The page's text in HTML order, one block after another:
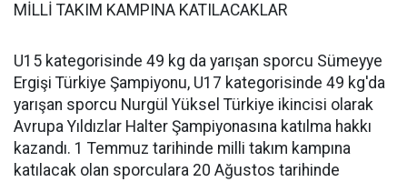
MİLLİ TAKIM KAMPINA KATILACAKLAR
U15 kategorisinde 49 kg da yarışan sporcu Sümeyye
Ergişi Türkiye Şampiyonu, U17 kategorisinde 49 kg'da
yarışan sporcu Nurgül Yüksel Türkiye ikincisi olarak
Avrupa Yıldızlar Halter Şampiyonasına katılma hakkı
kazandı. 1 Temmuz tarihinde milli takım kampına
katılacak olan sporculara 20 Ağustos tarihinde